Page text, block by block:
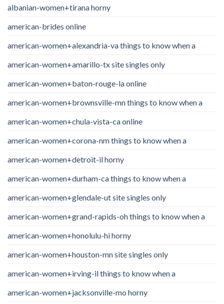
albanian-women+tirana horny
american-brides online
american-women+alexandria-va things to know when a
american-women+amarillo-tx site singles only
american-women+baton-rouge-la online
american-women+brownsville-mn things to know when a
american-women+chula-vista-ca online
american-women+corona-nm things to know when a
american-women+detroit-il horny
american-women+durham-ca things to know when a
american-women+glendale-ut site singles only
american-women+grand-rapids-oh things to know when a
american-women+honolulu-hi horny
american-women+houston-mn site singles only
american-women+irving-il things to know when a
american-women+jacksonville-mo horny